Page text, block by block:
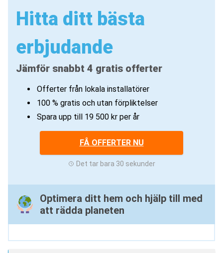
Hitta ditt bästa
erbjudande
Jämför snabbt 4 gratis offerter
Offerter från lokala installatörer
100 % gratis och utan förpliktelser
Spara upp till 19 500 kr per år
FÅ OFFERTER NU
Det tar bara 30 sekunder
Optimera ditt hem och hjälp till med
att rädda planeten